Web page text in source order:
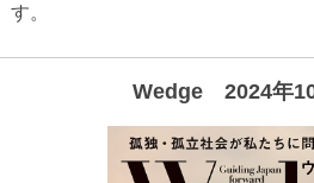
す。
Wedge 2024年